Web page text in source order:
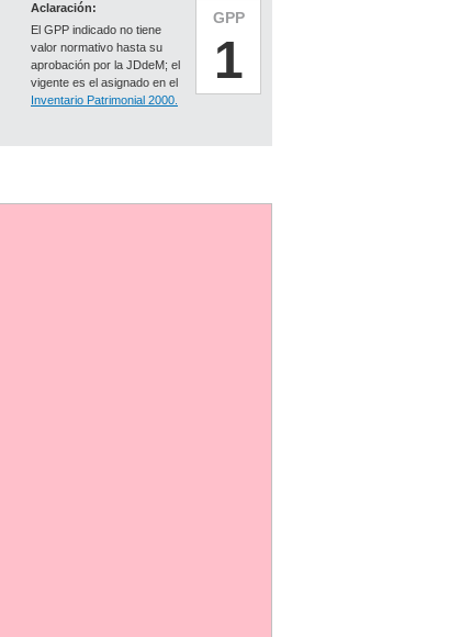
GPP
1
Aclaración:
El GPP indicado no tiene
valor normativo hasta su
aprobación por la JDdeM; el
vigente es el asignado en el
Inventario Patrimonial 2000.